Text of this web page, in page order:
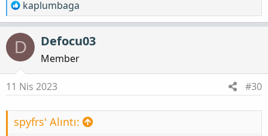
T
e
p
k
i
l
e
r
:
kaplumbaga
D Defocu03
Member
11 Nis 2023 #30
spyfrs' Alıntı: